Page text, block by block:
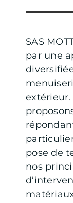
SAS
par une
extérieur.
pose de
nos